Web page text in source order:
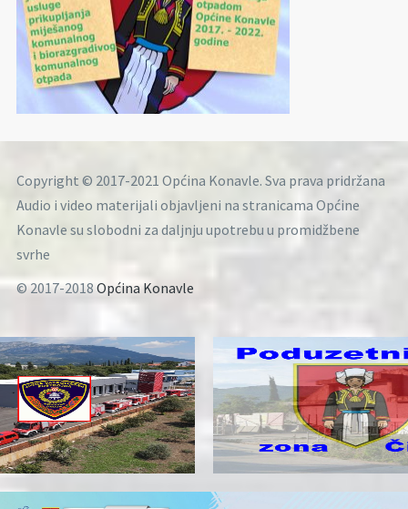
Copyright © 2017-2021 Općina Konavle. Sva prava pridržana
Audio i video materijali objavljeni na stranicama Općine
Konavle su slobodni za daljnju upotrebu u promidžbene
svrhe
© 2017-2018Općina Konavle